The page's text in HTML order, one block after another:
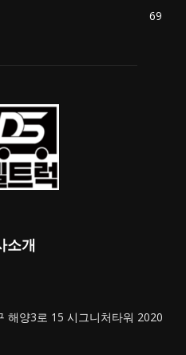
69
소개
해양3로 15 시그니처타워 2020